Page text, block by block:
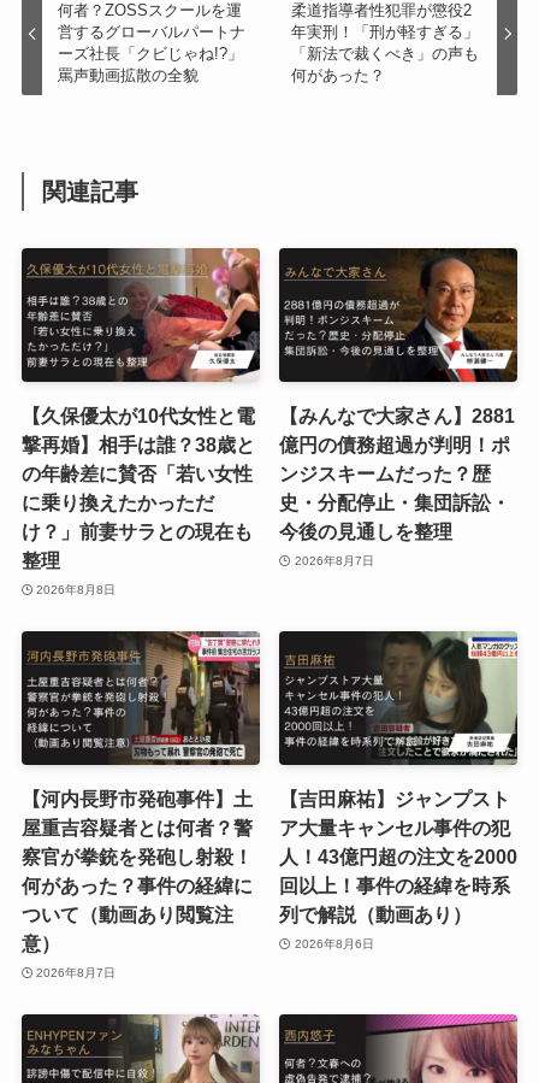
何者？ZOSSスクールを運
営するグローバルパートナ
ーズ社長「クビじゃね!?」
罵声動画拡散の全貌
柔道指導者性犯罪が懲役2
年実刑！「刑が軽すぎる」
「新法で裁くべき」の声も
何があった？
関連記事
【久保優太が10代女性と電
撃再婚】相手は誰？38歳と
の年齢差に賛否「若い女性
に乗り換えたかっただ
け？」前妻サラとの現在も
整理
2026年8月8日
【みんなで大家さん】2881
億円の債務超過が判明！ポ
ンジスキームだった？歴
史・分配停止・集団訴訟・
今後の見通しを整理
2026年8月7日
【河内長野市発砲事件】土
屋重吉容疑者とは何者？警
察官が拳銃を発砲し射殺！
何があった？事件の経緯に
ついて（動画あり閲覧注
意）
2026年8月7日
【吉田麻祐】ジャンプスト
ア大量キャンセル事件の犯
人！43億円超の注文を2000
回以上！事件の経緯を時系
列で解説（動画あり）
2026年8月6日